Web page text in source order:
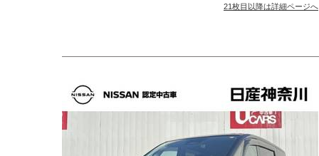
21枚目以降は詳細ページへ